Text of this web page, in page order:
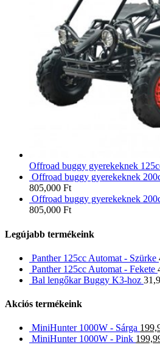
Offroad buggy gyerekeknek
Offroad buggy gyerekeknek
805,000 Ft
Offroad buggy gyerekeknek
805,000 Ft
Legújabb termékeink
Panther 125cc Automat - Szürke
Panther 125cc Automat - Fekete
Bal lengőkar Buggy K3-hoz
Akciós termékeink
MiniHunter 1000W - Sárga
MiniHunter 1000W - Pink